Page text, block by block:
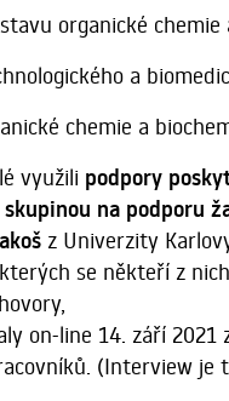
organické chemie
a
chemie a
využili podpory
na podporu
z Univerzity
se někteří z
on-line 14. září
(Interview je